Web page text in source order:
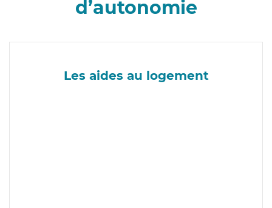
d’autonomie
Les aides au logement